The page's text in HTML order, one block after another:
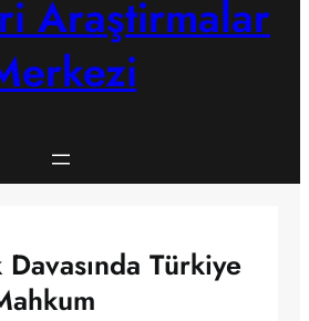
Araştirmalar
Türkiye